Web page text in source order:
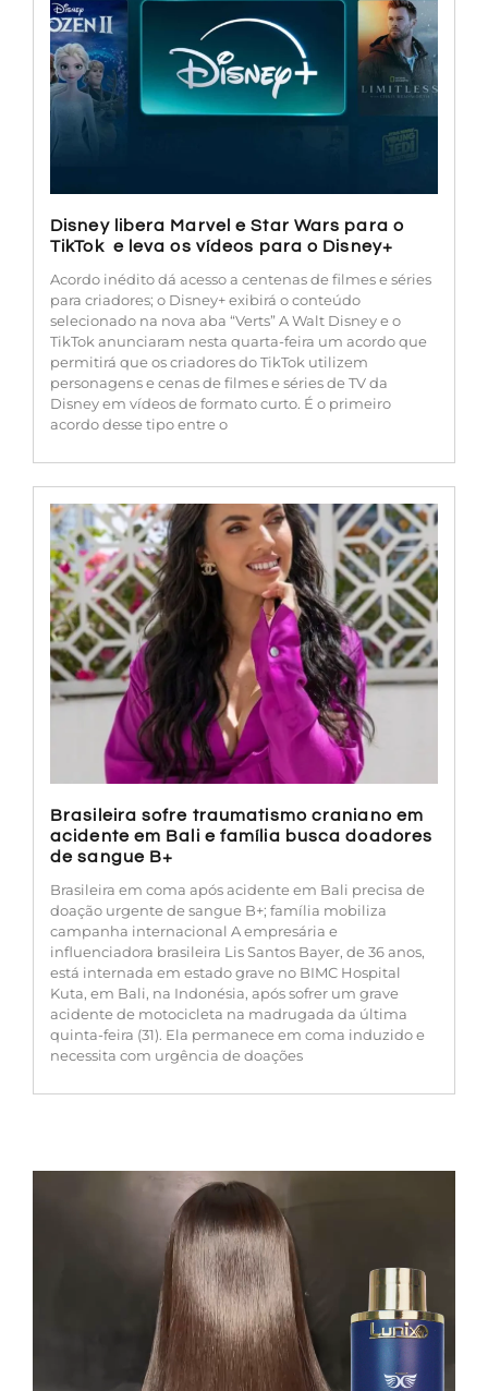
Disney libera Marvel e Star Wars para o
TikTok e leva os vídeos para o Disney+
Acordo inédito dá acesso a centenas de filmes e séries
para criadores; o Disney+ exibirá o conteúdo
selecionado na nova aba “Verts” A Walt Disney e o
TikTok anunciaram nesta quarta-feira um acordo que
permitirá que os criadores do TikTok utilizem
personagens e cenas de filmes e séries de TV da
Disney em vídeos de formato curto. É o primeiro
acordo desse tipo entre o
Brasileira sofre traumatismo craniano em
acidente em Bali e família busca doadores
de sangue B+
Brasileira em coma após acidente em Bali precisa de
doação urgente de sangue B+; família mobiliza
campanha internacional A empresária e
influenciadora brasileira Lis Santos Bayer, de 36 anos,
está internada em estado grave no BIMC Hospital
Kuta, em Bali, na Indonésia, após sofrer um grave
acidente de motocicleta na madrugada da última
quinta-feira (31). Ela permanece em coma induzido e
necessita com urgência de doações